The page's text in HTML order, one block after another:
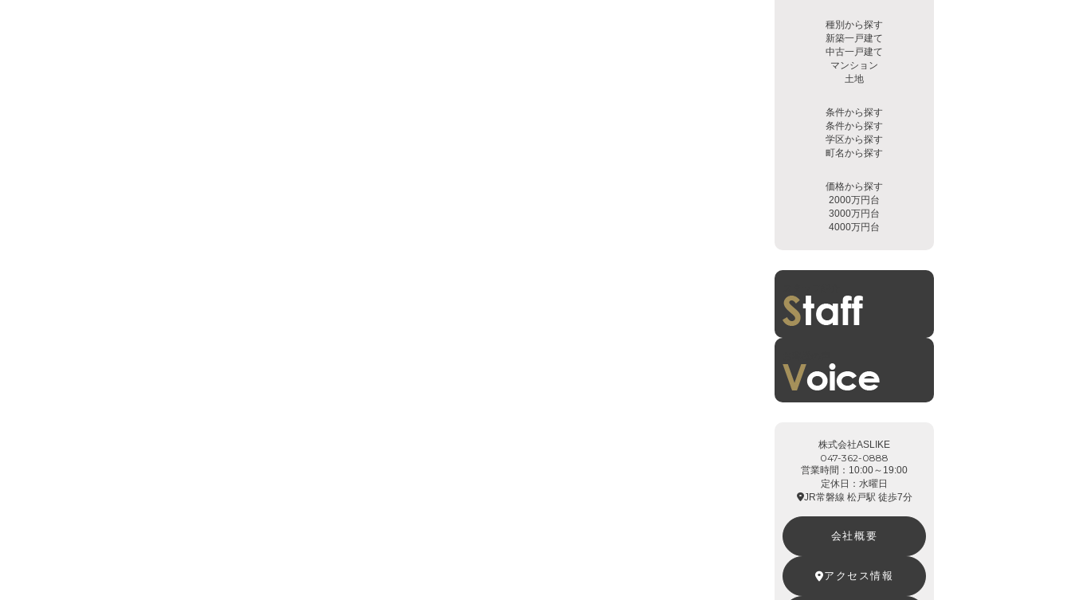
種別から探す
新築一戸建て
中古一戸建て
マンション
土地
条件から探す
条件から探す
学区から探す
町名から探す
価格から探す
2000万円台
3000万円台
4000万円台
株式会社ASLIKE
047-362-0888
営業時間：10:00～19:00
定休日：水曜日
JR常磐線 松戸駅 徒歩7分
会社概要
アクセス情報